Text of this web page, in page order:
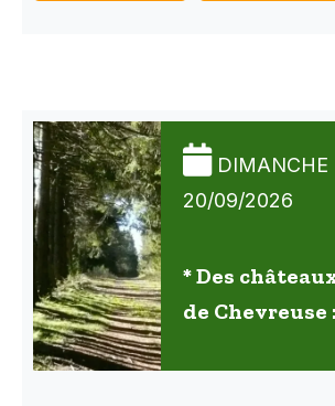
DIMANCHE
20/09/2026
* Des
de Chevreuse